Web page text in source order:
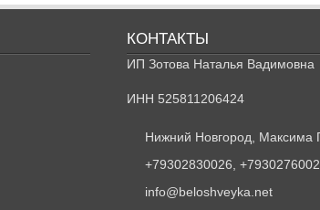
КОНТАКТЫ
ИП Зотова Наталья Вадимовна
ИНН 525811206424
Нижний Новгород, Максима
+79302830026,
info@beloshveyka.net